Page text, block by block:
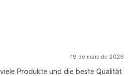
19 de maio de 2026
Produkte und die beste Qualität